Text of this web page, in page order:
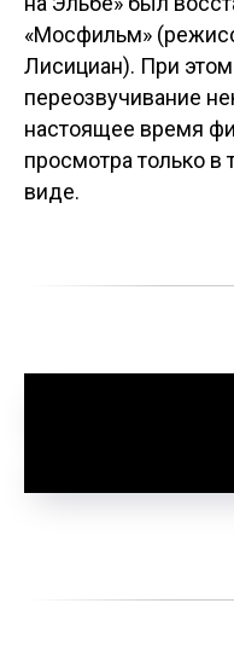
«Мосфильм»
Лисициан). При
переозвучивание
настоящее время
просмотра только в
виде.